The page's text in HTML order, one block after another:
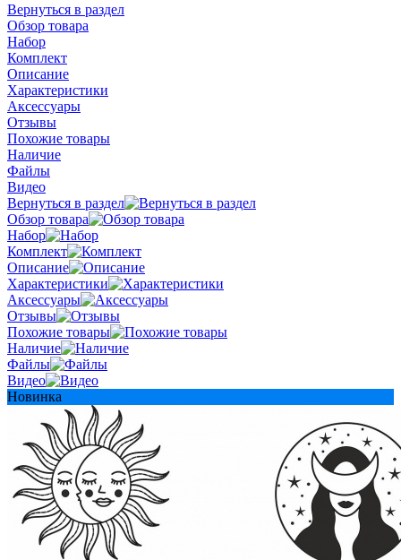
Вернуться в раздел
Обзор товара
Набор
Комплект
Описание
Характеристики
Аксессуары
Отзывы
Похожие товары
Наличие
Файлы
Видео
Вернуться в раздел
Обзор товара
Набор
Комплект
Описание
Характеристики
Аксессуары
Отзывы
Похожие товары
Наличие
Файлы
Видео
Новинка